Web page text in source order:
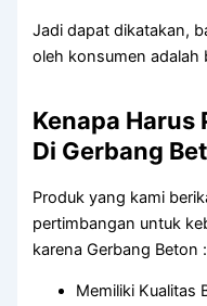
Jadi dapat dikatakan,
oleh konsumen adalah
Kenapa Harus
Di Gerbang
Produk yang kami
pertimbangan untuk
karena Gerbang Beton :
Memiliki Kualitas